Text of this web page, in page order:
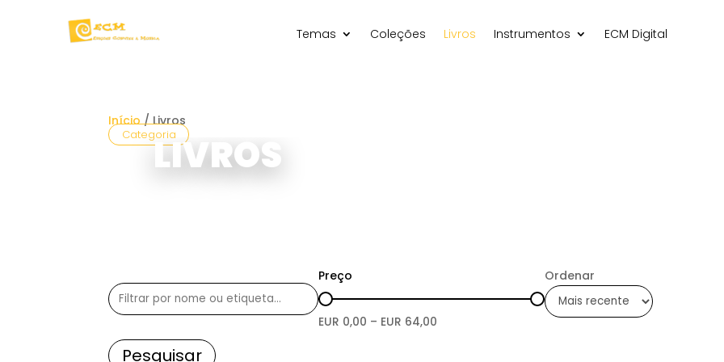
Temas Coleções Livros Instrumentos ECM Digital
Início/ Livros
CategoriaLIVROS
Preço
EUR 0,00 – EUR 64,00
Ordenar
Pesquisar